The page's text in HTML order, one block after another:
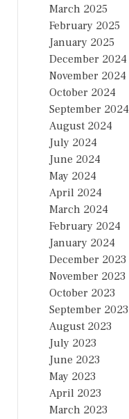
March 2025
February 2025
January 2025
December 2024
November 2024
October 2024
September 2024
August 2024
July 2024
June 2024
May 2024
April 2024
March 2024
February 2024
January 2024
December 2023
November 2023
October 2023
September 2023
August 2023
July 2023
June 2023
May 2023
April 2023
March 2023